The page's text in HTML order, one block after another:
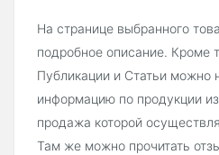
На странице выбранного
подробное описание. Кроме
Публикации и Статьи можно
информацию по продукции из
продажа которой
Там же можно прочитать